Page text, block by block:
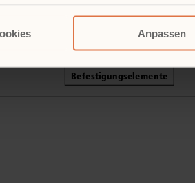
Anpassen